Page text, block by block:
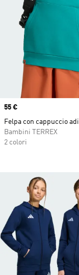
Price
55 €
Felpa con cappuccio
Bambini TERREX
2 colori